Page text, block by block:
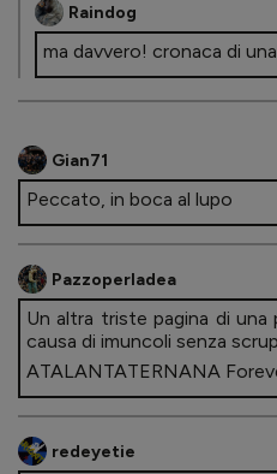
Raindog
ma davvero! cronaca di
Gian71
Peccato, in boca al lupo
Pazzoperladea
Un altra triste pagina di una
causa di imuncoli senza
ATALANTATERNANA
redeyetie